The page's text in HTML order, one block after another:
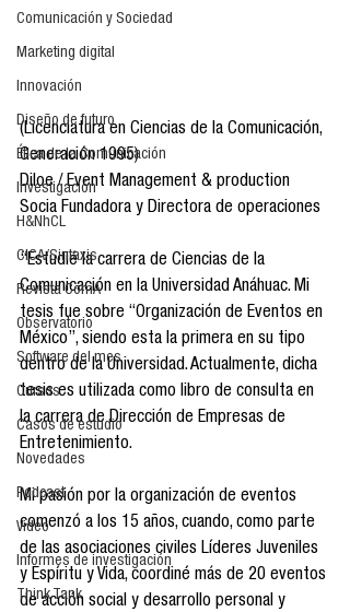
Comunicación y Sociedad
Marketing digital
Innovación
Diseño de futuro
Ética de la Comunicación
Investigación
H&NhCL
CICA/Sintaxis
Revista ComA
Observatorio
Software del mes
Cursos
Casos de estudio
Novedades
Podcast
Video
Informes de investigación
Think Tank
(Licenciatura en Ciencias de la Comunicación,
Generación 1995)
Diloe / Event Management & production
Socia Fundadora y Directora de operaciones
“Estudié la carrera de Ciencias de la
Comunicación en la Universidad Anáhuac. Mi
tesis fue sobre “Organización de Eventos en
México”, siendo esta la primera en su tipo
dentro de la Universidad. Actualmente, dicha
tesis es utilizada como libro de consulta en
la carrera de Dirección de Empresas de
Entretenimiento.
Mi pasión por la organización de eventos
comenzó a los 15 años, cuando, como parte
de las asociaciones civiles Líderes Juveniles
y Espíritu y Vida, coordiné más de 20 eventos
de acción social y desarrollo personal y